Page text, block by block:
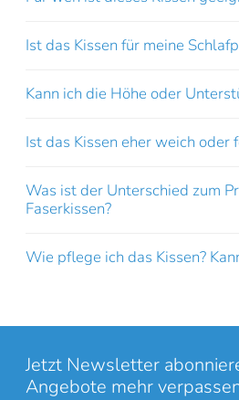
Ist das Kissen für meine
Kann ich die Höhe oder
Ist das Kissen eher weich oder
Was ist der Unterschied zum
Faserkissen?
Wie pflege ich das Kissen?
auf den eigentlichen Inhalt
unten. Bitte beachten Sie, dass
Inhalt
Jetzt Newsletter
Angebote mehr